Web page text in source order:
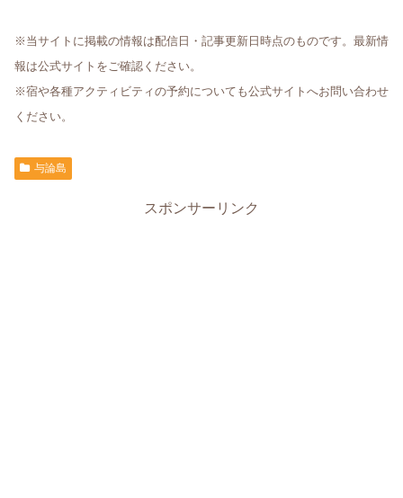
※当サイトに掲載の情報は配信日・記事更新日時点のものです。最新情
報は公式サイトをご確認ください。
※宿や各種アクティビティの予約についても公式サイトへお問い合わせ
ください。
与論島
スポンサーリンク